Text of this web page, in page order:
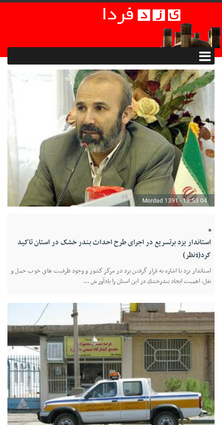
04 Mordad 1391 - 13:53
استاندار یزد برتسریع در اجرای طرح احداث بندر خشک در استان تاکید
کرد(1نظر)
استاندار یزد با اشاره به قرار گرفتن يزد در مركز كشور و وجود ظرفيت هاي خوب حمل و
نقل، اهميت ايجاد بندرخشك در این استان را یادآور ش ...